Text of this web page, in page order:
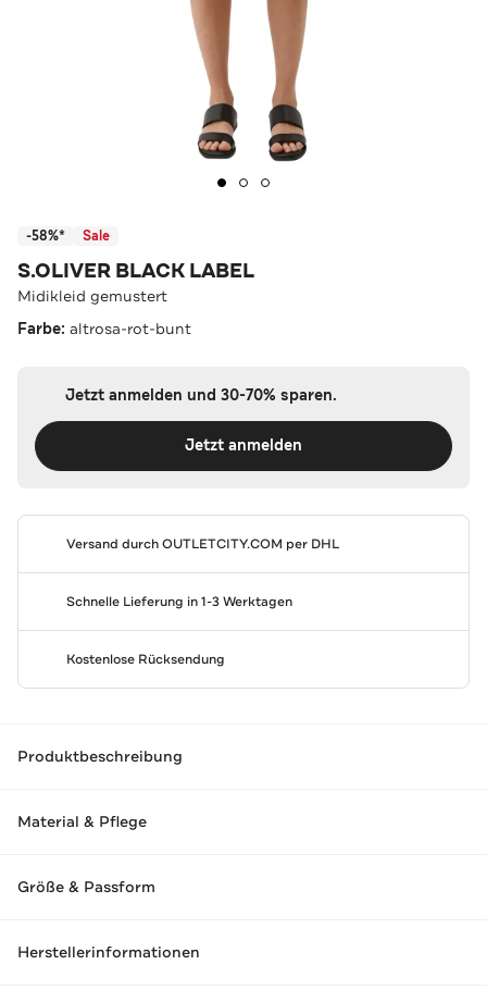
-58%* Sale
S.OLIVER BLACK LABEL
Midikleid gemustert
Farbe: altrosa-rot-bunt
Jetzt anmelden und 30-70% sparen.
Jetzt anmelden
Versand durchOUTLETCITY.COM per DHL
Schnelle Lieferung in 1-3 Werktagen
Kostenlose Rücksendung
Produktbeschreibung
Material & Pflege
Größe & Passform
Herstellerinformationen